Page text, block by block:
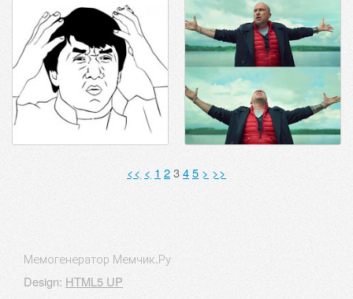
<< < 1 2345 > >>
Мемогенератор Мемчик.Ру
Design: HTML5 UP